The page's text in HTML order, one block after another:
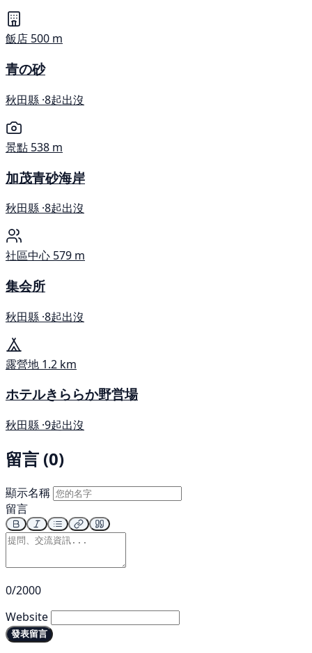
飯店 500 m
青の砂
秋田縣 ·8起出沒
景點 538 m
加茂青砂海岸
秋田縣 ·8起出沒
社區中心 579 m
集会所
秋田縣 ·8起出沒
露營地 1.2 km
ホテルきららか野営場
秋田縣 ·9起出沒
留言 (0)
顯示名稱
留言
0/2000
Website
發表留言